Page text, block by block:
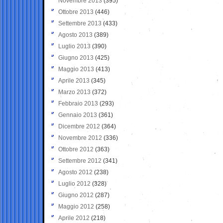
Ottobre 2013 (446)
Settembre 2013 (433)
Agosto 2013 (389)
Luglio 2013 (390)
Giugno 2013 (425)
Maggio 2013 (413)
Aprile 2013 (345)
Marzo 2013 (372)
Febbraio 2013 (293)
Gennaio 2013 (361)
Dicembre 2012 (364)
Novembre 2012 (336)
Ottobre 2012 (363)
Settembre 2012 (341)
Agosto 2012 (238)
Luglio 2012 (328)
Giugno 2012 (287)
Maggio 2012 (258)
Aprile 2012 (218)